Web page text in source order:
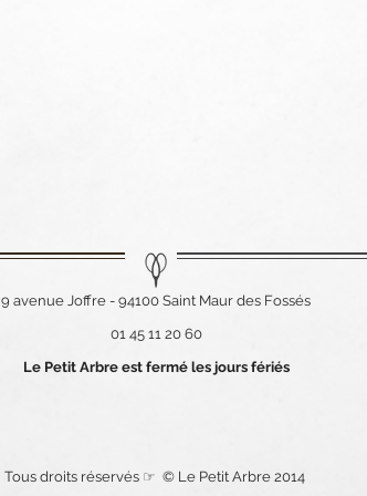
9 avenue Joffre - 94100 Saint Maur des Fossés
01 45 11 20 60
Le Petit Arbre est fermé les jours fériés
Tous droits réservés ☞ © Le Petit Arbre 2014